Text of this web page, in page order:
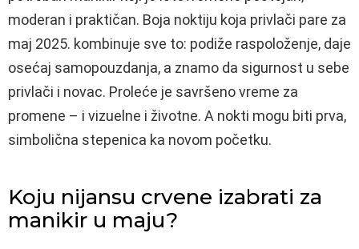
moderan i praktičan. Boja noktiju koja privlači pare za
maj 2025. kombinuje sve to: podiže raspoloženje, daje
osećaj samopouzdanja, a znamo da sigurnost u sebe
privlači i novac. Proleće je savršeno vreme za
promene – i vizuelne i životne. A nokti mogu biti prva,
simbolična stepenica ka novom početku.
Koju nijansu crvene izabrati za
manikir u maju?